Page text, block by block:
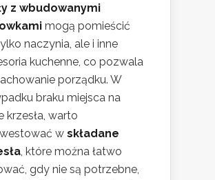
z wbudowanymi
mogą pomieścić
naczynia, ale i inne
kuchenne, co pozwala
porządku. W
braku miejsca na
krzesła, warto
w składane
, które można łatwo
gdy nie są potrzebne,